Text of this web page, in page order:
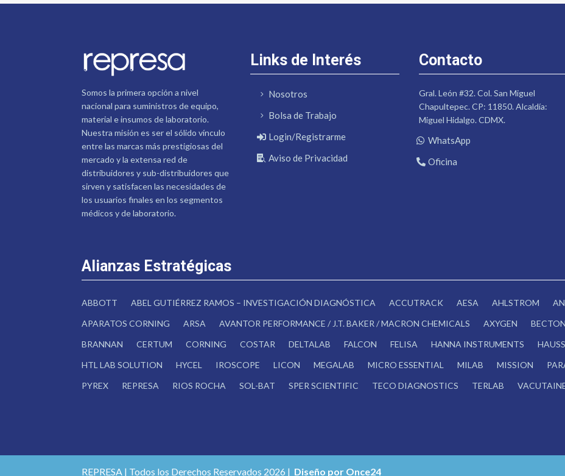
Somos la primera opción a nivel
nacional para suministros de equipo,
material e insumos de laboratorio.
Nuestra misión es ser el sólido vínculo
entre las marcas más prestigiosas del
mercado y la extensa red de
distribuidores y sub-distribuidores que
sirven y satisfacen las necesidades de
los usuarios finales en los segmentos
médicos y de laboratorio.
Links de Interés
Nosotros
Bolsa de Trabajo
Login/Registrarme
Aviso de Privacidad
Contacto
Gral. León #32. Col. San Miguel
Chapultepec. CP: 11850. Alcaldía:
Miguel Hidalgo. CDMX.
WhatsApp
Oficina
Alianzas Estratégicas
ABBOTT ABEL GUTIÉRREZ RAMOS – INVESTIGACIÓN DIAGNÓSTICA ACCUTRACK AESA AHLSTROM
APARATOS CORNING
ARSA AVANTOR PERFORMANCE / J.T. BAKER / MACRON CHEMICALS AXYGEN
BRANNAN
CERTUM CORNING COSTAR DELTALAB FALCON FELISA HANNA INSTRUMENTS
HTL LAB SOLUTION
HYCEL IROSCOPE LICON MEGALAB MICRO ESSENTIAL MILAB MISSION
PYREX
REPRESA RIOS ROCHA SOL-BAT SPER SCIENTIFIC TECO DIAGNOSTICS TERLAB
REPRESA | Todos los Derechos Reservados 2026 | Diseño por Once24